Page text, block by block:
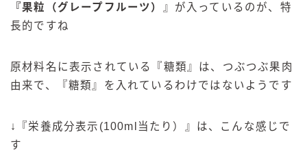
『果粒（グレープフルーツ）
』が入っているのが、特
長的ですね
原材料名に表示されている『糖類』は、つぶつぶ果肉
由来で、『糖類』を入れているわけではないようです
↓『栄養成分表示(100ml当たり）』は、こんな感じで
す